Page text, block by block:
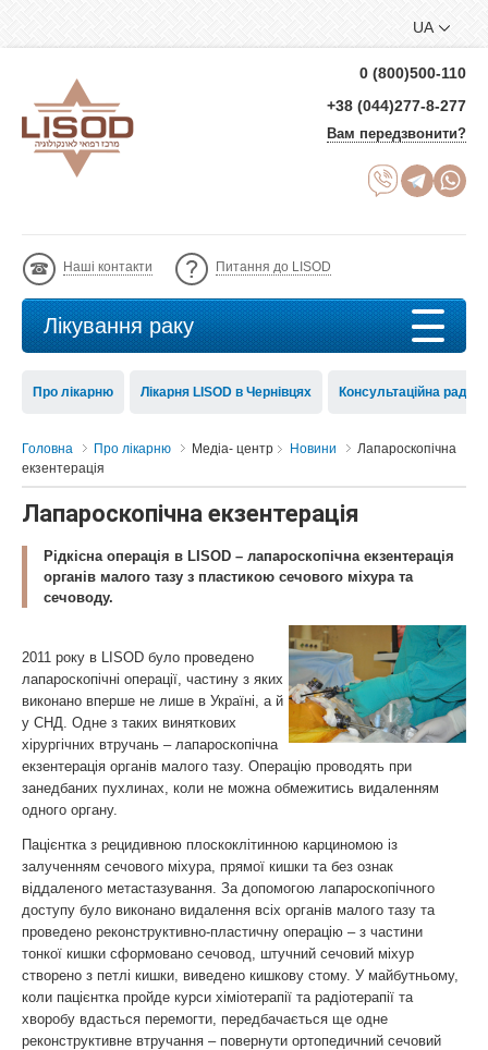
UA
0 (800)500-110
+38 (044)277-8-277
Вам передзвонити?
Наші контакти Питання до LISOD
Лікування раку
Про лікарню Лікарня LISOD в Чернівцях Консультаційна рада
Головна Про лікарню Медіа- центр Новини
Лапароскопічна
екзентерація
Лапароскопічна екзентерація
Рідкісна операція в LISOD – лапароскопічна екзентерація
органів малого тазу з пластикою сечового міхура та
сечоводу.
2011 року в LISOD було проведено
лапароскопічні операції, частину з яких
виконано вперше не лише в Україні, а й
у СНД. Одне з таких виняткових
хірургічних втручань – лапароскопічна
екзентерація органів малого тазу. Операцію проводять при
занедбаних пухлинах, коли не можна обмежитись видаленням
одного органу.
Пацієнтка з рецидивною плоскоклітинною карциномою із
залученням сечового міхура, прямої кишки та без ознак
віддаленого метастазування. За допомогою лапароскопічного
доступу було виконано видалення всіх органів малого тазу та
проведено реконструктивно-пластичну операцію – з частини
тонкої кишки сформовано сечовод, штучний сечовий міхур
створено з петлі кишки, виведено кишкову стому. У майбутньому,
коли пацієнтка пройде курси хіміотерапії та радіотерапії та
хворобу вдасться перемогти, передбачається ще одне
реконструктивне втручання – повернути ортопедичний сечовий